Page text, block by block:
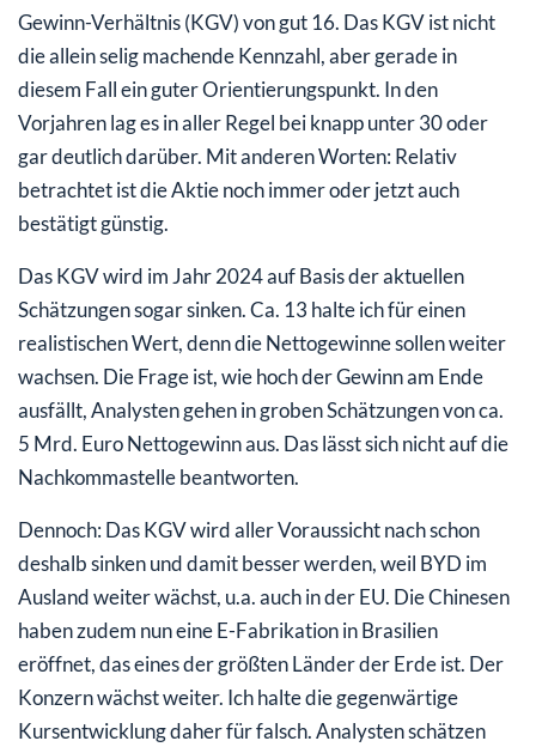
Gewinn-Verhältnis (KGV) von gut 16. Das KGV ist nicht
die allein selig machende Kennzahl, aber gerade in
diesem Fall ein guter Orientierungspunkt. In den
Vorjahren lag es in aller Regel bei knapp unter 30 oder
gar deutlich darüber. Mit anderen Worten: Relativ
betrachtet ist die Aktie noch immer oder jetzt auch
bestätigt günstig.
Das KGV wird im Jahr 2024 auf Basis der aktuellen
Schätzungen sogar sinken. Ca. 13 halte ich für einen
realistischen Wert, denn die Nettogewinne sollen weiter
wachsen. Die Frage ist, wie hoch der Gewinn am Ende
ausfällt, Analysten gehen in groben Schätzungen von ca.
5 Mrd. Euro Nettogewinn aus. Das lässt sich nicht auf die
Nachkommastelle beantworten.
Dennoch: Das KGV wird aller Voraussicht nach schon
deshalb sinken und damit besser werden, weil BYD im
Ausland weiter wächst, u.a. auch in der EU. Die Chinesen
haben zudem nun eine E-Fabrikation in Brasilien
eröffnet, das eines der größten Länder der Erde ist. Der
Konzern wächst weiter. Ich halte die gegenwärtige
Kursentwicklung daher für falsch. Analysten schätzen